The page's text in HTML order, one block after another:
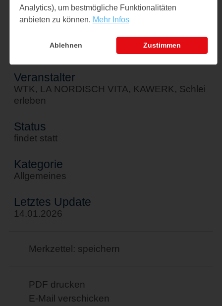
↪ Google Maps öffnen
Kontakt
info@wtk-kappeln.de
Veranstalter
WTK, LA NORDISCH VITA, KAWERK, Schlei
erleben
Status
findet statt
Kategorie
Allgemeines
Letztes Update
14.01.2026
Merkzettel: speichern
PDF drucken
E-Mail verschicken
Analytics), um bestmögliche Funktionalitäten
anbieten zu können. Mehr Infos
Ablehnen Zustimmen